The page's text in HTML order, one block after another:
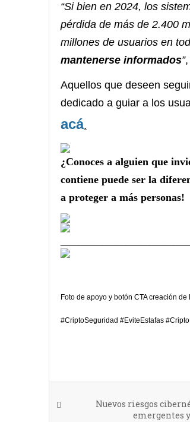
“Si bien en 2024, los
pérdida de más de 2.400
millones de usuarios en
mantenerse informados”
Aquellos que deseen
dedicado a guiar a los
acá.
¿Conoces a alguien que
contiene puede ser la
a proteger a más personas!
Foto de apoyo y botón CTA creación de
#CriptoSeguridad #EviteEstafas
Nuevos riesgos
emergentes